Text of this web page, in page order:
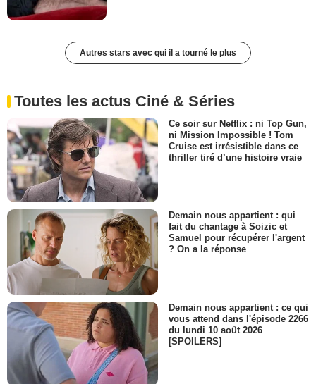
Autres stars avec qui il a tourné le plus
Toutes les actus Ciné & Séries
Ce soir sur Netflix : ni Top Gun,
ni Mission Impossible ! Tom
Cruise est irrésistible dans ce
thriller tiré d’une histoire vraie
Demain nous appartient : qui
fait du chantage à Soizic et
Samuel pour récupérer l'argent
? On a la réponse
Demain nous appartient : ce qui
vous attend dans l'épisode 2266
du lundi 10 août 2026
[SPOILERS]